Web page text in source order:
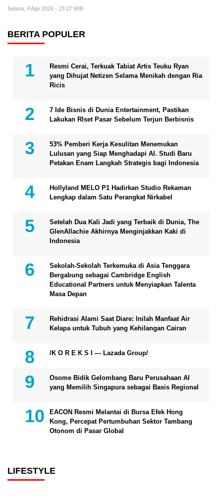
Selasa, 4 Agu 2026 - 23:27 WIB
BERITA POPULER
Resmi Cerai, Terkuak Tabiat Artis Teuku Ryan
yang Dihujat Netizen Selama Menikah dengan Ria
Ricis
7 Ide Bisnis di Dunia Entertainment, Pastikan
Lakukan RIset Pasar Sebelum Terjun Berbisnis
53% Pemberi Kerja Kesulitan Menemukan
Lulusan yang Siap Menghadapi AI. Studi Baru
Petakan Enam Langkah Strategis bagi Indonesia
Hollyland MELO P1 Hadirkan Studio Rekaman
Lengkap dalam Satu Perangkat Nirkabel
Setelah Dua Kali Jadi yang Terbaik di Dunia, The
GlenAllachie Akhirnya Menginjakkan Kaki di
Indonesia
Sekolah-Sekolah Terkemuka di Asia Tenggara
Bergabung sebagai Cambridge English
Educational Partners untuk Menyiapkan Talenta
Masa Depan
Rehidrasi Alami Saat Diare: Inilah Manfaat Air
Kelapa untuk Tubuh yang Kehilangan Cairan
/K O R E K S I — Lazada Group/
Osome Bidik Gelombang Baru Perusahaan AI
yang Memilih Singapura sebagai Basis Regional
EACON Resmi Melantai di Bursa Efek Hong
Kong, Percepat Pertumbuhan Sektor Tambang
Otonom di Pasar Global
LIFESTYLE